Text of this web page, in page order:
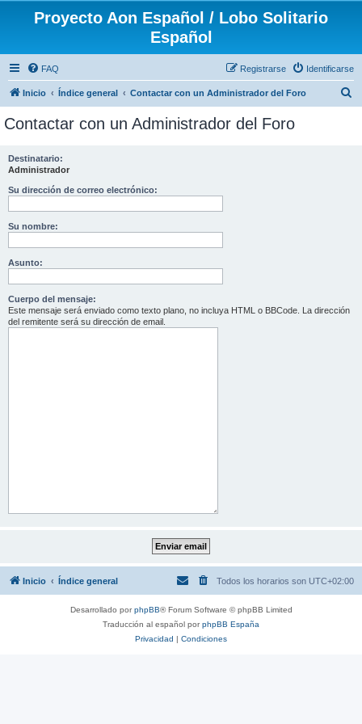
Proyecto Aon Español / Lobo Solitario
Español
FAQ Identificarse
Registrarse
Inicio Índice general Contactar con un Administrador del Foro
Contactar con un Administrador del Foro
Destinatario:
Administrador
Su dirección de correo electrónico:
Su nombre:
Asunto:
Cuerpo del mensaje:
Este mensaje será enviado como texto plano, no incluya HTML o BBCode. La dirección
del remitente será su dirección de email.
Inicio Índice general Todos los horarios son UTC+02:00
Desarrollado porphpBB® Forum Software © phpBB Limited
Traducción al español porphpBB España
Privacidad | Condiciones